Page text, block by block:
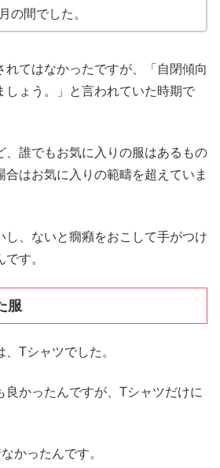
の間でした。
れてはなかったですが、「自閉傾向
しょう。」と言われていた時期で
、誰でもお気に入りの服はあるもの
合はお気に入りの範疇を超えていま
し、ないと癇癪をおこして手がつけ
す。
服
Tシャツでした。
良かったんですが、Tシャツだけに
かったんです。